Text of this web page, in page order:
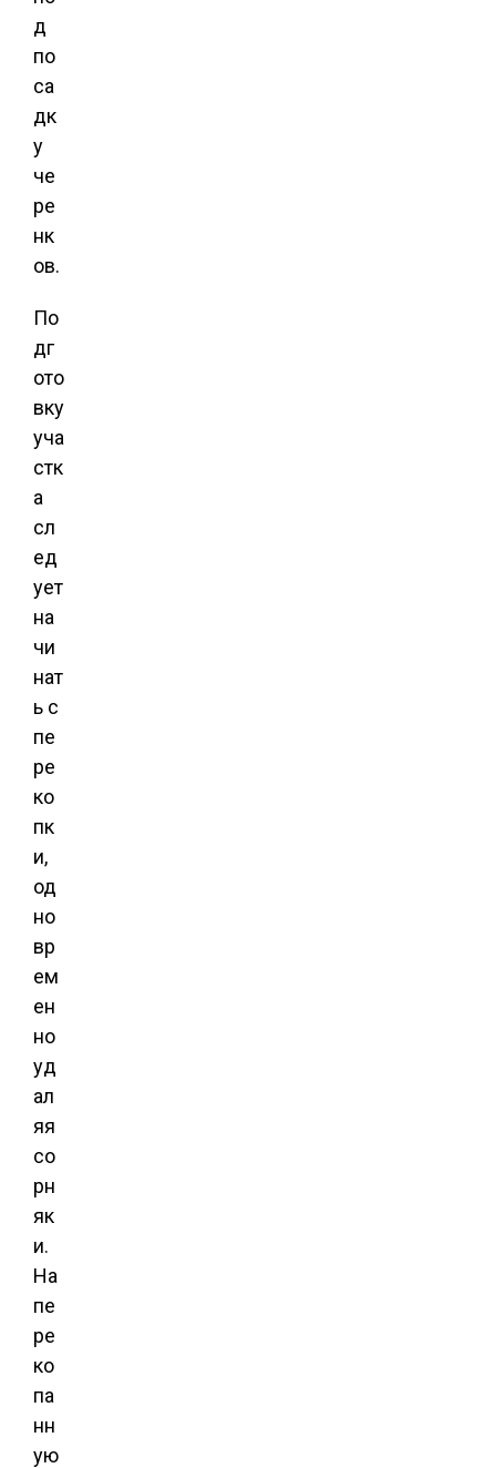
д
по
са
дк
у
че
ре
нк
ов.
По
дг
ото
вку
уча
стк
а
сл
ед
ует
на
чи
нат
ь с
пе
ре
ко
пк
и,
од
но
вр
ем
ен
но
уд
ал
яя
со
рн
як
и.
На
пе
ре
ко
па
нн
ую